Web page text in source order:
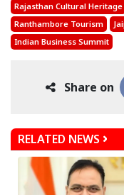
Rajasthan Cultural Heritage
Ranthambore Tourism
Indian Business Summit
Share on
RELATED NEWS